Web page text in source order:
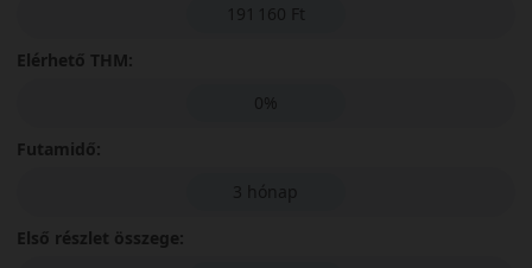
191 160 Ft
Elérhető THM:
0%
Futamidő:
3 hónap
Első részlet összege: